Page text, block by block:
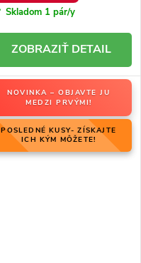
Skladom 1 pár/y
DETAIL
NOVINKA – OBJAVTE JU
MEDZI PRVÝMI!
POSLEDNÉ KUSY- ZÍSKAJTE
ICH KÝM MÔŽETE!